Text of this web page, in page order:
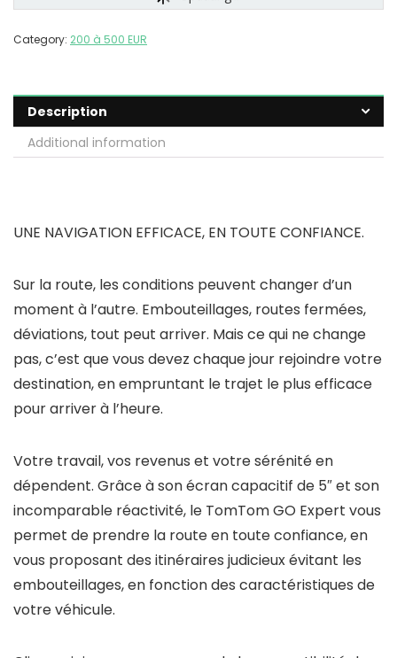
Category: 200 à 500 EUR
Description
Additional information
UNE NAVIGATION EFFICACE, EN TOUTE CONFIANCE.
Sur la route, les conditions peuvent changer d’un
moment à l’autre. Embouteillages, routes fermées,
déviations, tout peut arriver. Mais ce qui ne change
pas, c’est que vous devez chaque jour rejoindre votre
destination, en empruntant le trajet le plus efficace
pour arriver à l’heure.
Votre travail, vos revenus et votre sérénité en
dépendent. Grâce à son écran capacitif de 5″ et son
incomparable réactivité, le TomTom GO Expert vous
permet de prendre la route en toute confiance, en
vous proposant des itinéraires judicieux évitant les
embouteillages, en fonction des caractéristiques de
votre véhicule.